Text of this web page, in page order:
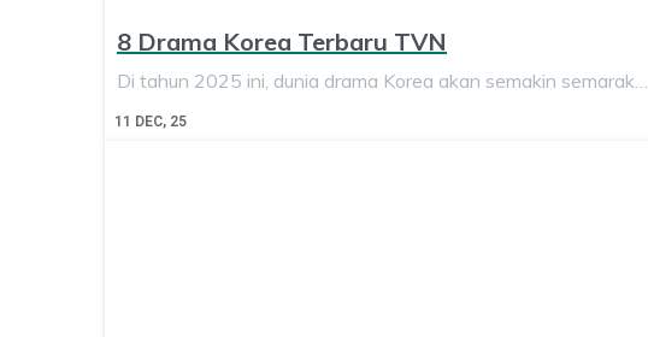
8 Drama Korea Terbaru TVN
11 DEC, 25
Di tahun 2025 ini, dunia drama Korea akan semakin semarak…